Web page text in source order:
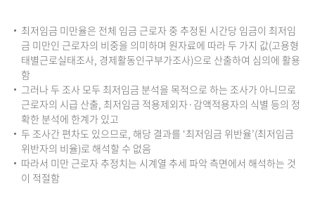
최저임금 미만율은 전체 임금 근로자 중 추정된 시간당 임금이 최저임
금 미만인 근로자의 비중을 의미하며 원자료에 따라 두 가지 값(고용형
태별근로실태조사, 경제활동인구부가조사)으로 산출하여 심의에 활용
함
그러나 두 조사 모두 최저임금 분석을 목적으로 하는 조사가 아니므로
근로자의 시급 산출, 최저임금 적용제외자·감액적용자의 식별 등의 정
확한 분석에 한계가 있고
두 조사간 편차도 있으므로, 해당 결과를 ‘최저임금 위반율’(최저임금
위반자의 비율)로 해석할 수 없음
따라서 미만 근로자 추정치는 시계열 추세 파악 측면에서 해석하는 것
이 적절함